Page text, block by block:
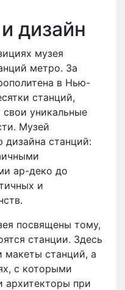
дизайн
музея
метро. За
в Нью-
станций,
уникальные
Музей
станций:
ар-деко до
и
посвящены тому,
станции. Здесь
станций, а
с которыми
архитекторы при